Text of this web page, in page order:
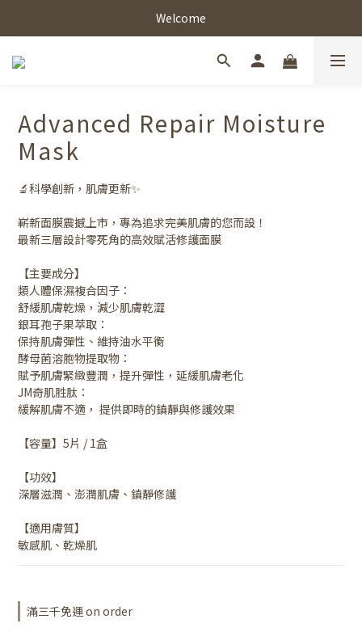
Welcome
Advanced Repair Moisture
Mask
🔬科學創新，肌膚更新✨
嶄新面膜震撼上市，專為追求完美肌膚的您而設！
最新三層設計零死角的高效賦活修護面膜
【主要成分】
類人體保濕複合因子：
舒緩肌膚乾燥，減少肌膚乾澀
銀耳孢子果萃取：
保持肌膚彈性、維持油水平衡
酵母菌溶胞物提取物：
賦予肌膚緊緻豐潤，提升彈性，延緩肌膚老化
JM奇肌胜肽：
緩解肌膚不適， 提供即時的鎮靜與修護效果
【容量】5片 / 1盒
【功效】
深層滋潤、澎潤肌膚、鎮靜修護
【適用膚質】
敏感肌、乾燥肌
滿三千免運 on order